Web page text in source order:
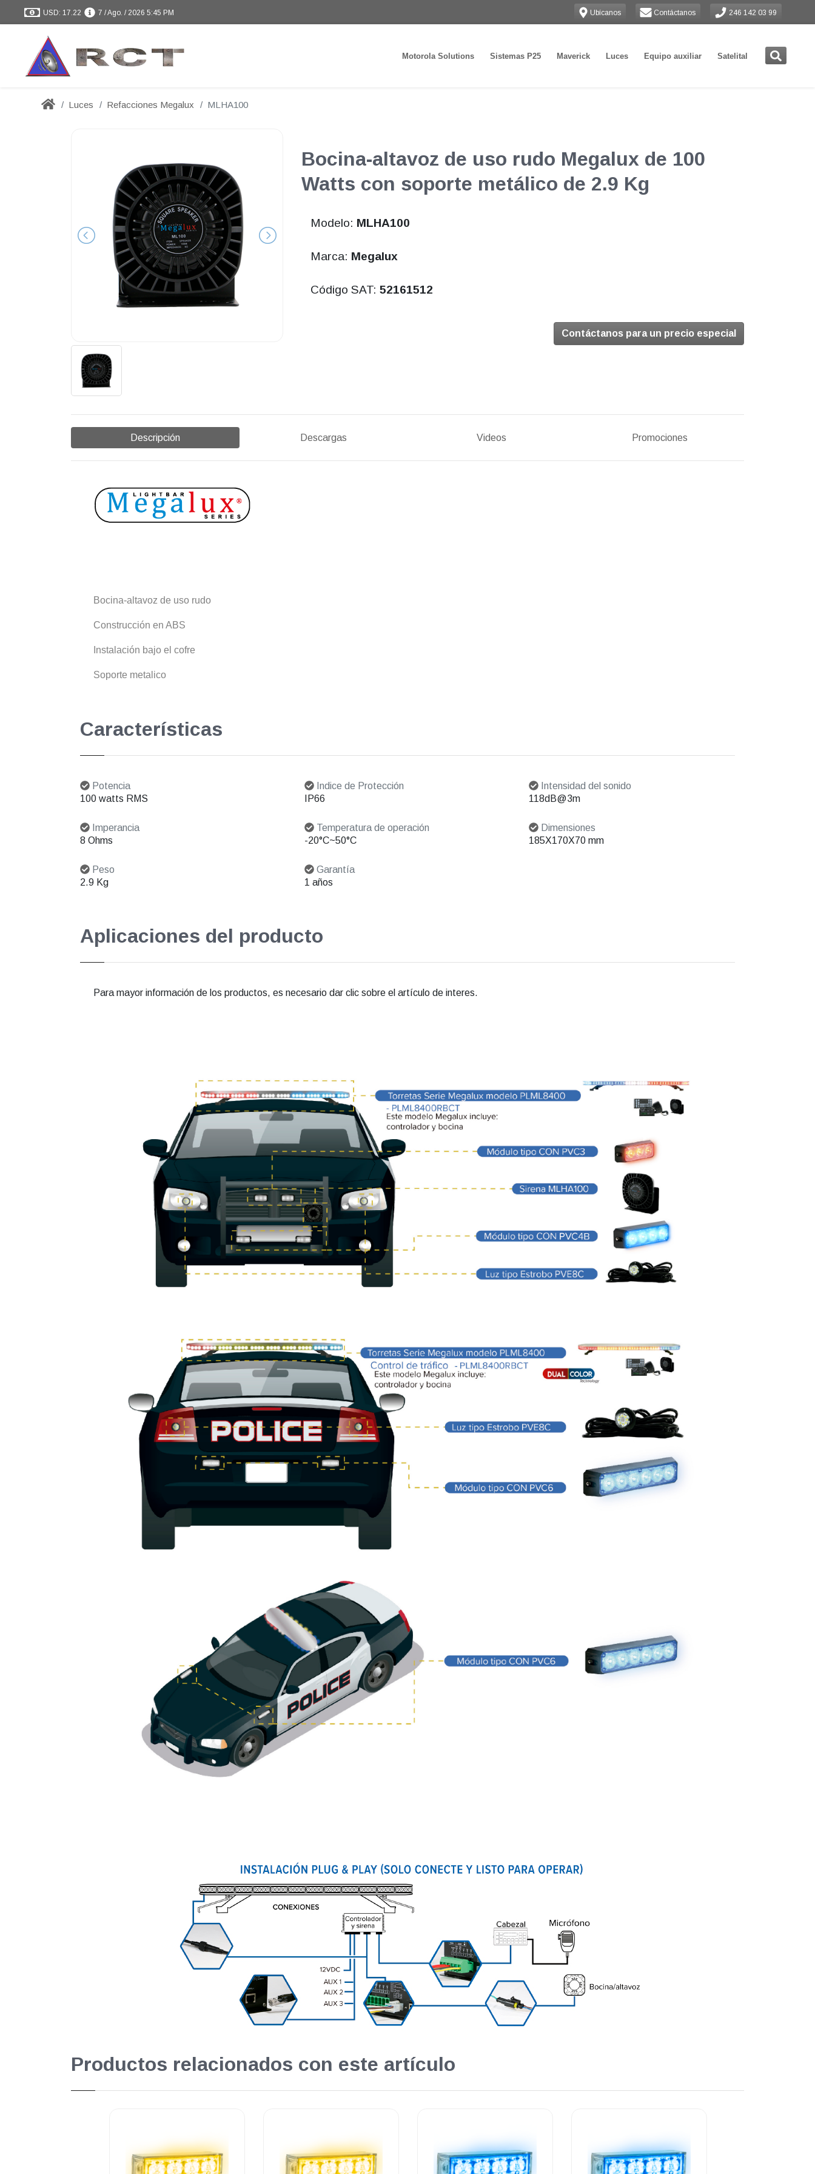
USD: 17.22 7 / Ago. / 2026 5:45 PM Ubícanos Contáctanos 246 142 03 99
Motorola Solutions Sistemas P25 Maverick Luces Equipo auxiliar Satelital
Luces Refacciones Megalux MLHA100
Bocina-altavoz de uso rudo Megalux de 100
Watts con soporte metálico de 2.9 Kg
Modelo: MLHA100
Marca: Megalux
Código SAT: 52161512
Contáctanos para un precio especial
Descripción Descargas Videos Promociones
Bocina-altavoz de uso rudo
Construcción en ABS
Instalación bajo el cofre
Soporte metalico
Características
Potencia
100 watts RMS
Indice de Protección
IP66
Intensidad del sonido
118dB@3m
Imperancia
8 Ohms
Temperatura de operación
-20°C~50°C
Dimensiones
185X170X70 mm
Peso
2.9 Kg
Garantía
1 años
Aplicaciones del producto
Para mayor información de los productos, es necesario dar clic sobre el artículo de interes.
Productos relacionados con este artículo